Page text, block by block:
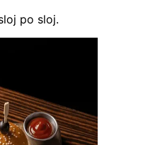
po sloj.